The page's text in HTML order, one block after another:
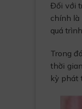
Đối với
chính là
quá
Trong
thời
kỳ phát